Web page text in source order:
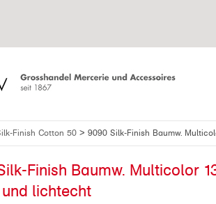
Finish Cotton 50 > 9090 Silk-Finish Baumw.
Finish Baumw. Multicolor
lichtecht